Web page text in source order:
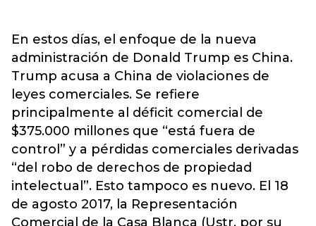
En estos días, el enfoque de la nueva
administración de Donald Trump es China.
Trump acusa a China de violaciones de
leyes comerciales. Se refiere
principalmente al déficit comercial de
$375.000 millones que “está fuera de
control” y a pérdidas comerciales derivadas
“del robo de derechos de propiedad
intelectual”. Esto tampoco es nuevo. El 18
de agosto 2017, la Representación
Comercial de la Casa Blanca (Ustr, por su